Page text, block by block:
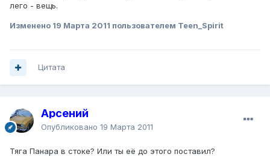
лего - вещь.
Изменено 19 Марта 2011 пользователем Teen_Spirit
Цитата
Арсений
Опубликовано 19 Марта 2011
Тяга Панара в стоке? Или ты её до этого поставил?